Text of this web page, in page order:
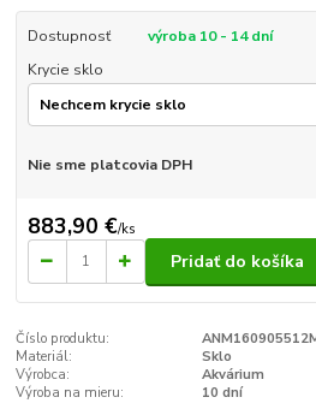
Dostupnosť
výroba 10 - 14 dní
Krycie sklo
Nie sme platcovia DPH
883,90 €/ks
Pridať do košíka
Číslo produktu:
Materiál:
Sklo
Výrobca:
Akvárium
Výroba na mieru:
10 dní